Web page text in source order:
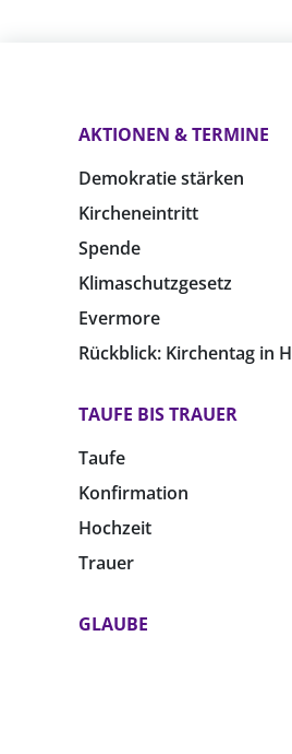
AKTIONEN & TERMINE
Demokratie stärken
Kircheneintritt
Spende
Klimaschutzgesetz
Evermore
Rückblick: Kirchentag in
TAUFE BIS TRAUER
Taufe
Konfirmation
Hochzeit
Trauer
GLAUBE